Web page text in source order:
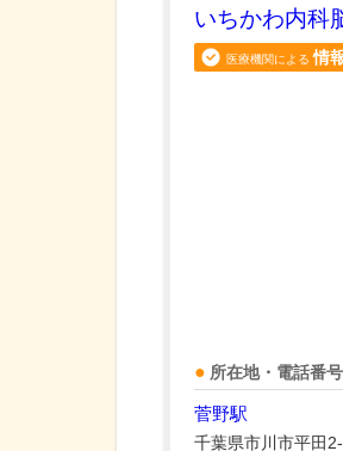
いちかわ内科
医療機関による 情
所在地・電話番号
菅野駅
千葉県市川市平田